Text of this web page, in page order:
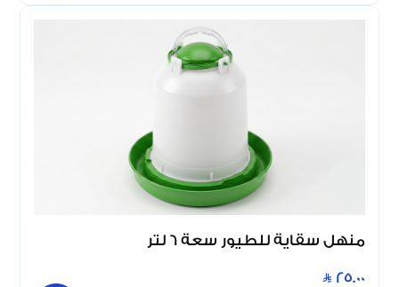
منهل سقاية للطيور سعة 6 لتر
25.00